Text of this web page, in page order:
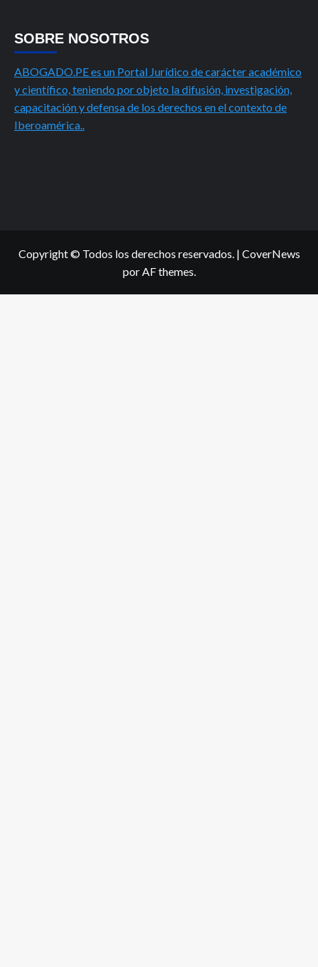
SOBRE NOSOTROS
ABOGADO.PE es un Portal Jurídico de carácter académico
y científico, teniendo por objeto la difusión, investigación,
capacitación y defensa de los derechos en el contexto de
Iberoamérica..
Copyright © Todos los derechos reservados. | CoverNews
por AF themes.